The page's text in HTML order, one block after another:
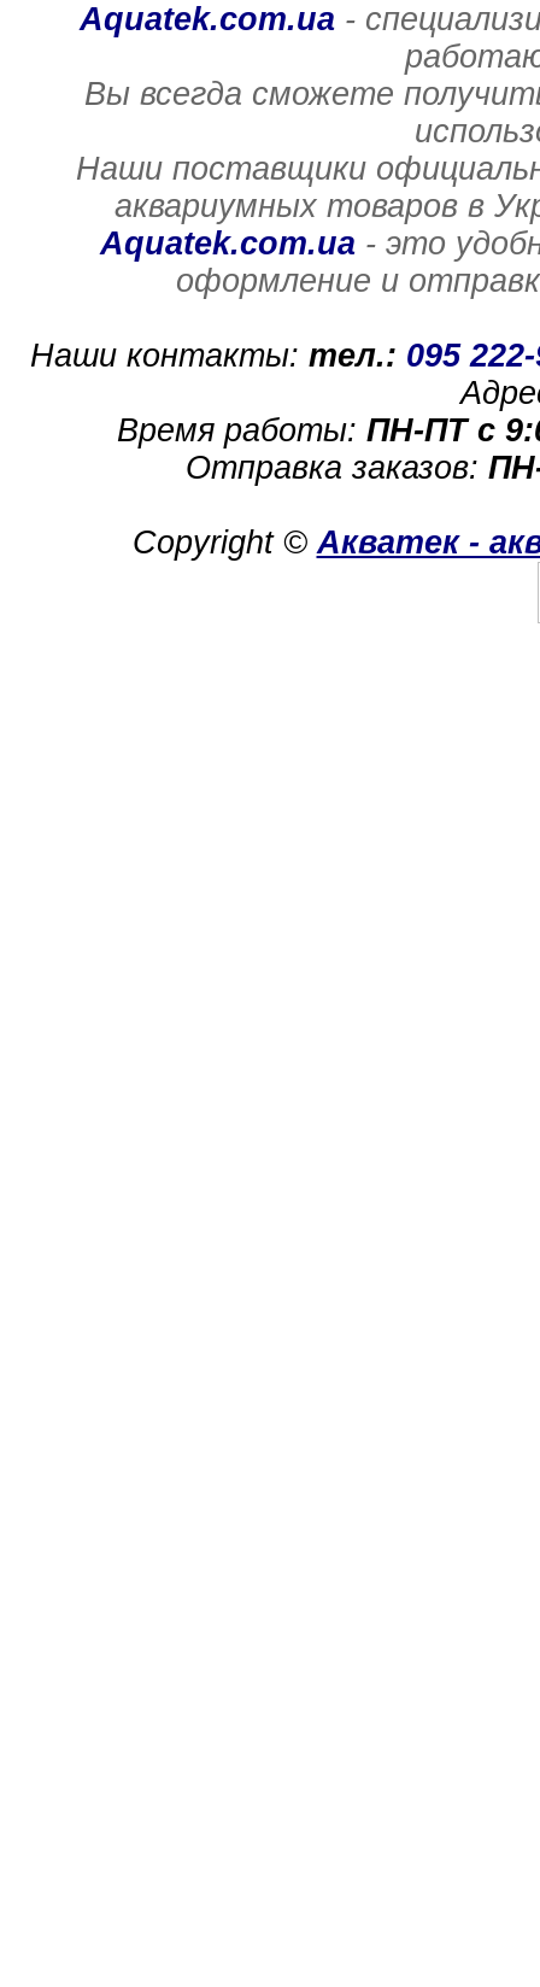
Aquatek.com.ua -
Вы всегда сможете
Наши поставщики
аквариумных товаров в
Aquatek.com.ua - это
оформление и
Наши контакты: тел.: 095
Время работы: ПН-ПТ с
Отправка заказов:
Copyright ©Акватек -